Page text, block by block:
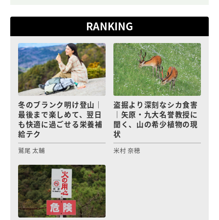
RANKING
冬のブランク明け登山｜
最後まで楽しめて、翌日
も快適に過ごせる栄養補
給テク
鷲尾 太輔
盗掘より深刻なシカ食害
｜矢原・九大名誉教授に
聞く、山の希少植物の現
状
米村 奈穂